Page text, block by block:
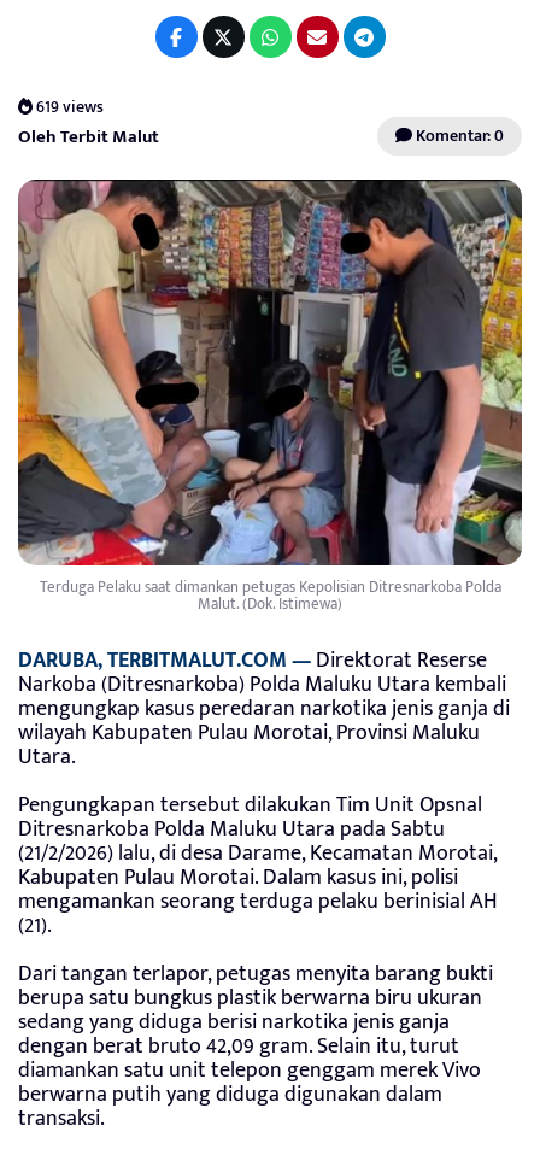
619 views
Oleh Terbit Malut Komentar: 0
Terduga Pelaku saat dimankan petugas Kepolisian Ditresnarkoba Polda
Malut. (Dok. Istimewa)
DARUBA, TERBITMALUT.COM —Direktorat Reserse
Narkoba (Ditresnarkoba) Polda Maluku Utara kembali
mengungkap kasus peredaran narkotika jenis ganja di
wilayah Kabupaten Pulau Morotai, Provinsi Maluku
Utara.
Pengungkapan tersebut dilakukan Tim Unit Opsnal
Ditresnarkoba Polda Maluku Utara pada Sabtu
(21/2/2026) lalu, di desa Darame, Kecamatan Morotai,
Kabupaten Pulau Morotai. Dalam kasus ini, polisi
mengamankan seorang terduga pelaku berinisial AH
(21).
Dari tangan terlapor, petugas menyita barang bukti
berupa satu bungkus plastik berwarna biru ukuran
sedang yang diduga berisi narkotika jenis ganja
dengan berat bruto 42,09 gram. Selain itu, turut
diamankan satu unit telepon genggam merek Vivo
berwarna putih yang diduga digunakan dalam
transaksi.